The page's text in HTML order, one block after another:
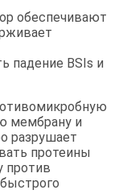
обеспечивают
падение BSIs и
мембрану и
разрушает
протеины
против